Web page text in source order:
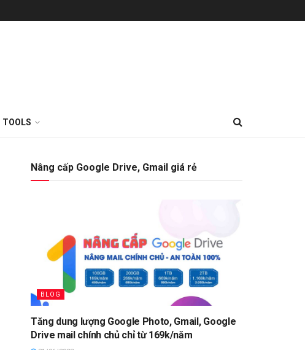
TOOLS
Nâng cấp Google Drive, Gmail giá rẻ
BLOG
Tăng dung lượng Google Photo, Gmail, Google
Drive mail chính chủ chỉ từ 169k/năm